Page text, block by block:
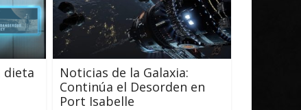
dieta
Noticias de la Galaxia:
Continúa el Desorden en
Port Isabelle